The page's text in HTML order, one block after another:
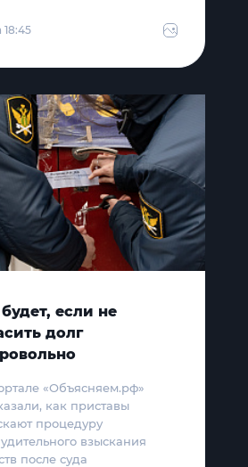
18:45
если не
долг
«Объясняем.рф»
как приставы
процедуру
взыскания
после суда